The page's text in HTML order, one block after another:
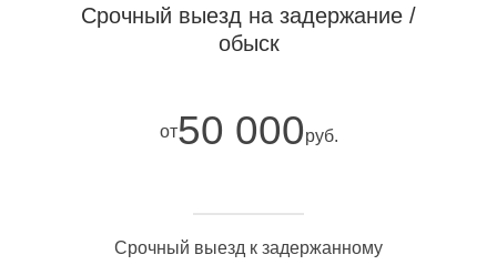
Срочный выезд на задержание /
обыск
от50 000руб.
Срочный выезд к задержанному